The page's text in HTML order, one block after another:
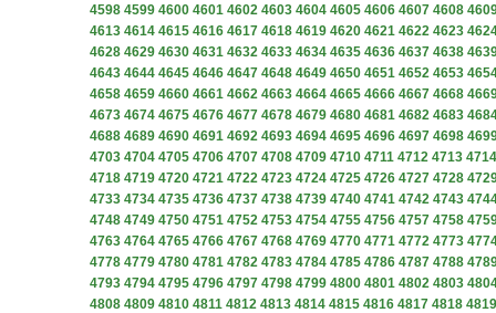
4598 4599 4600 4601 4602 4603 4604 4605 4606 4607 4608
4613 4614 4615 4616 4617 4618 4619 4620 4621 4622 4623
4628 4629 4630 4631 4632 4633 4634 4635 4636 4637 4638
4643 4644 4645 4646 4647 4648 4649 4650 4651 4652 4653
4658 4659 4660 4661 4662 4663 4664 4665 4666 4667 4668
4673 4674 4675 4676 4677 4678 4679 4680 4681 4682 4683
4688 4689 4690 4691 4692 4693 4694 4695 4696 4697 4698
4703 4704 4705 4706 4707 4708 4709 4710 4711 4712 4713 4714
4718 4719 4720 4721 4722 4723 4724 4725 4726 4727 4728
4733 4734 4735 4736 4737 4738 4739 4740 4741 4742 4743
4748 4749 4750 4751 4752 4753 4754 4755 4756 4757 4758
4763 4764 4765 4766 4767 4768 4769 4770 4771 4772 4773
4778 4779 4780 4781 4782 4783 4784 4785 4786 4787 4788
4793 4794 4795 4796 4797 4798 4799 4800 4801 4802 4803
4808 4809 4810 4811 4812 4813 4814 4815 4816 4817 4818 4819